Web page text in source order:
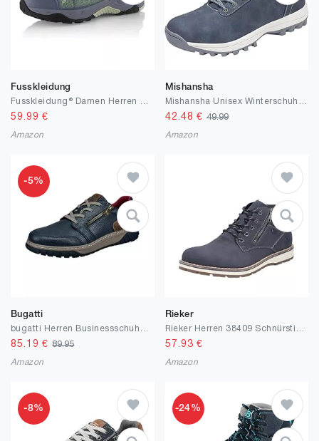
Fusskleidung
59.99 €
Amazon
Mishansha
42.48 € 49.99
Amazon
-5%
Bugatti
85.19 €89.95
Amazon
Rieker
57.93 €
Amazon
-8% -24%